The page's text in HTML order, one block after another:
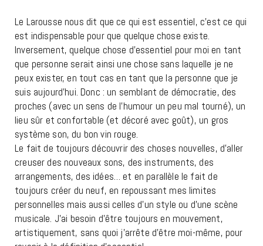
Le Larousse nous dit que ce qui est essentiel, c’est ce qui
est indispensable pour que quelque chose existe.
Inversement, quelque chose d’essentiel pour moi en tant
que personne serait ainsi une chose sans laquelle je ne
peux exister, en tout cas en tant que la personne que je
suis aujourd’hui. Donc : un semblant de démocratie, des
proches (avec un sens de l’humour un peu mal tourné), un
lieu sûr et confortable (et décoré avec goût), un gros
système son, du bon vin rouge.
Le fait de toujours découvrir des choses nouvelles, d’aller
creuser des nouveaux sons, des instruments, des
arrangements, des idées… et en parallèle le fait de
toujours créer du neuf, en repoussant mes limites
personnelles mais aussi celles d’un style ou d’une scène
musicale. J’ai besoin d’être toujours en mouvement,
artistiquement, sans quoi j’arrête d’être moi-même, pour